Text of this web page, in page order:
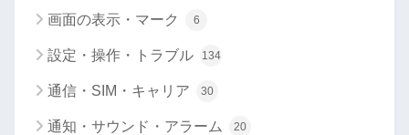
画面の表示・マーク 6
設定・操作・トラブル 134
通信・SIM・キャリア 30
通知・サウンド・アラーム 20